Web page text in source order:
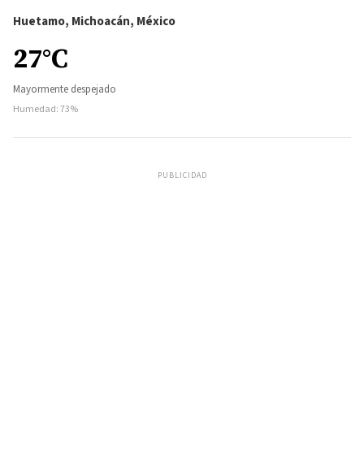
Huetamo, Michoacán, México
27°C
Mayormente despejado
Humedad: 73%
PUBLICIDAD